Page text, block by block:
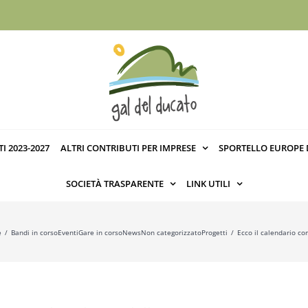
2023-2027 ALTRI CONTRIBUTI PER IMPRESE SPORTELLO
SOCIETÀ TRASPARENTE LINK UTILI
Bandi in corsoEventiGare in corsoNewsNon categorizzatoProgetti Ecco il calendario